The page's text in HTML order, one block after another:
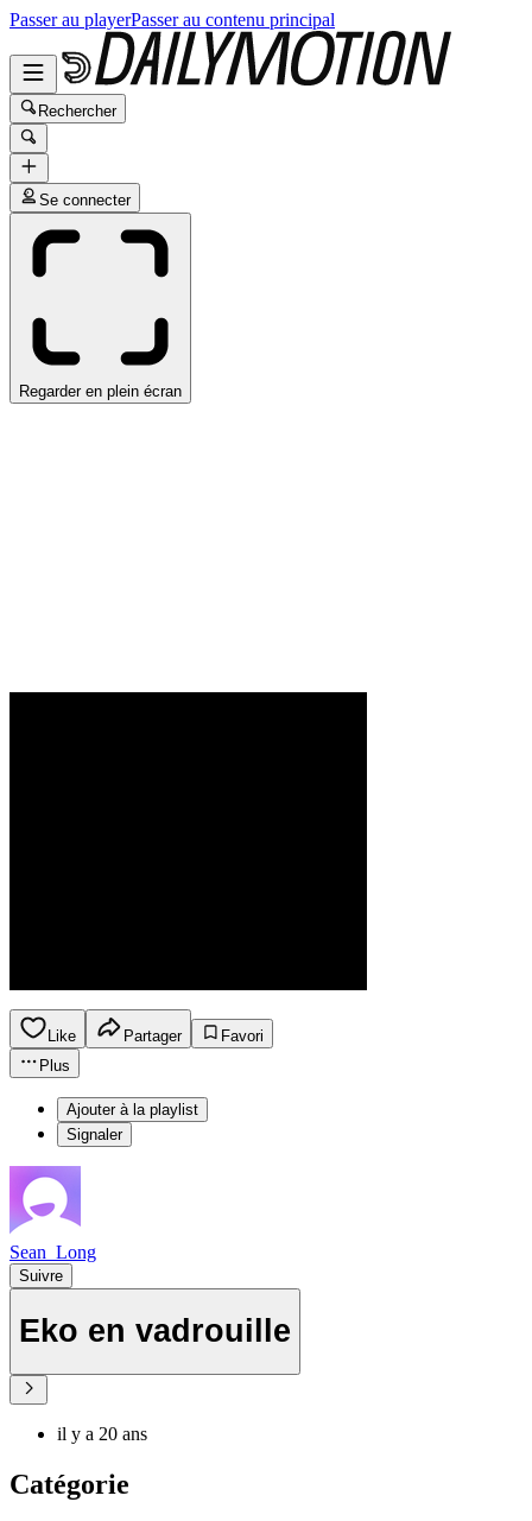
Passer au playerPasser au contenu principal
Rechercher
Se connecter
Regarder en plein écran
Like Partager
Favori
Plus
Ajouter à la playlist
Signaler
Sean_Long
Suivre
Eko en vadrouille
il y a 20 ans
Catégorie